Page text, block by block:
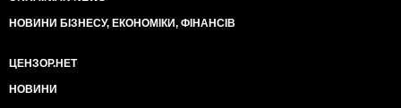
НОВИНИ БІЗНЕСУ, ЕКОНОМІКИ, ФІНАНСІВ
ЦЕНЗОР.НЕТ
НОВИНИ